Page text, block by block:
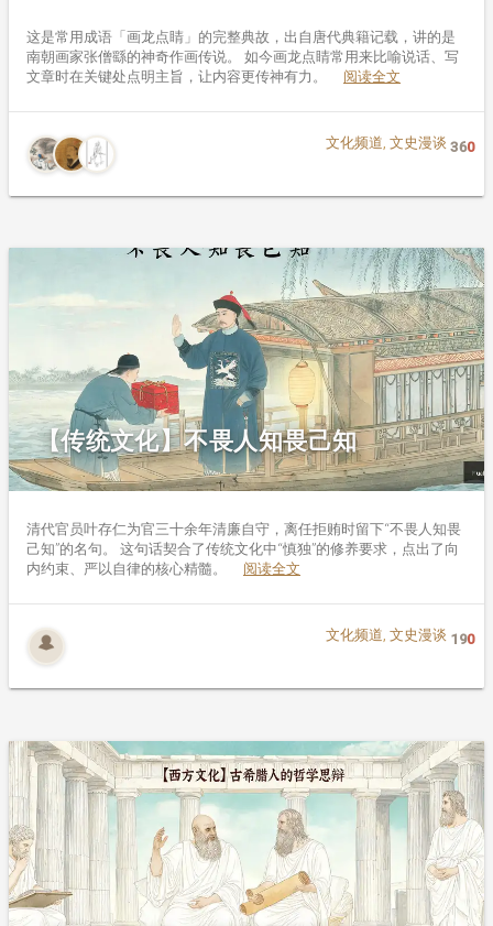
这是常用成语「画龙点睛」的完整典故，出自唐代典籍记载，讲的是
南朝画家张僧繇的神奇作画传说。 如今画龙点睛常用来比喻说话、写
文章时在关键处点明主旨，让内容更传神有力。 阅读全文
文化频道 ,文史漫谈 360
【传统文化】不畏人知畏己知
清代官员叶存仁为官三十余年清廉自守，离任拒贿时留下“不畏人知畏
己知”的名句。 这句话契合了传统文化中“慎独”的修养要求，点出了向
内约束、严以自律的核心精髓。 阅读全文
文化频道,文史漫谈 190